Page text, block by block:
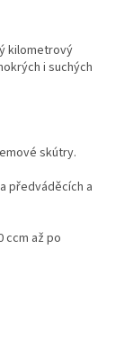
kilometrový
i suchých
skútry.
předváděcích a
ccm až po